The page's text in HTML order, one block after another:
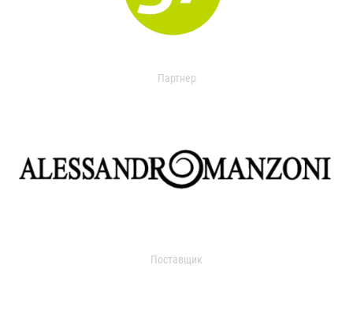
Партнер
Поставщик